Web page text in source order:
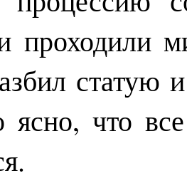
проходили
статую
ясно, что